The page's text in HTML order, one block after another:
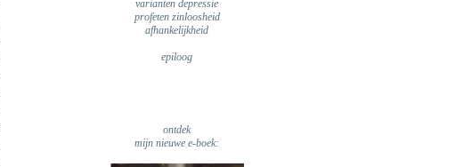
varianten depressie
profeten zinloosheid
afhankelijkheid
epiloog
ontdek
mijn nieuwe e-boek: